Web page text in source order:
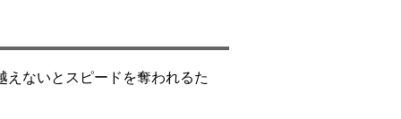
ないとスピードを奪われるた